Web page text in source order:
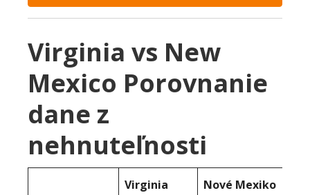
Virginia vs New
Mexico Porovnanie
dane z
nehnuteľnosti
Virginia Nové Mexiko